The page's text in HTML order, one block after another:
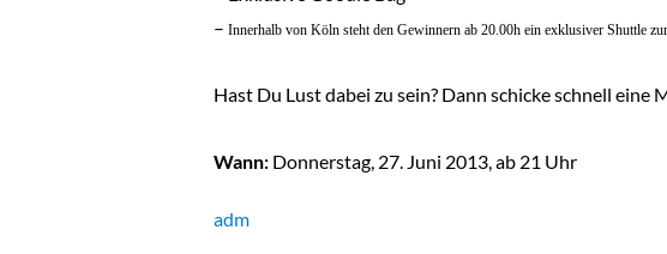
– Innerhalb von Köln steht den Gewinnern ab 20.00h ein exklusiver Shuttle
Hast Du Lust dabei zu sein? Dann schicke schnell eine
Wann: Donnerstag, 27. Juni 2013, ab 21 Uhr
adm